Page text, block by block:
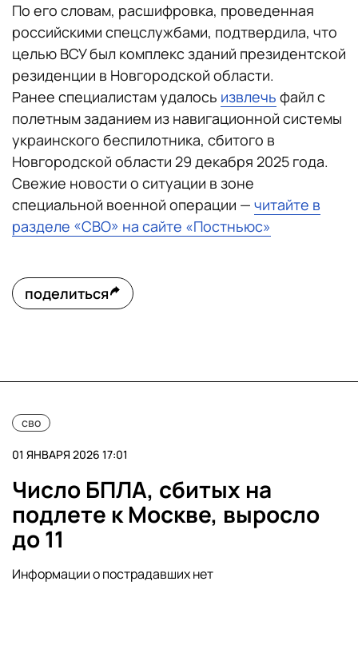
По его словам, расшифровка, проведенная
российскими спецслужбами, подтвердила, что
целью ВСУ был комплекс зданий президентской
резиденции в Новгородской области.
Ранее специалистам удалось извлечь файл с
полетным заданием из навигационной системы
украинского беспилотника, сбитого в
Новгородской области 29 декабря 2025 года.
Свежие новости о ситуации в зоне
специальной военной операции — читайте в
разделе «СВО» на сайте «Постньюс»
поделиться
сво
01 ЯНВАРЯ 2026 17:01
Число БПЛА, сбитых на
подлете к Москве, выросло
до 11
Информации о пострадавших нет